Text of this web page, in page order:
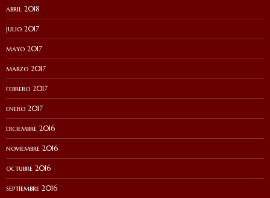
abril 2018
julio 2017
mayo 2017
marzo 2017
febrero 2017
enero 2017
diciembre 2016
noviembre 2016
octubre 2016
septiembre 2016